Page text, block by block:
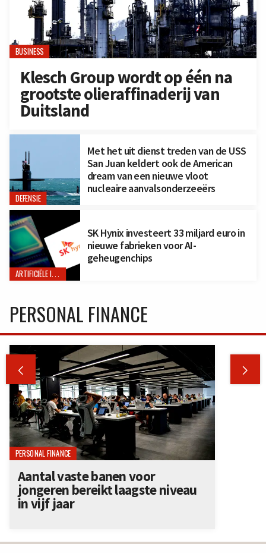
BUSINESS
Klesch Group wordt op één na
grootste olieraffinaderij van
Duitsland
DEFENSIE
Met het uit dienst treden van de USS
San Juan keldert ook de American
dream van een nieuwe vloot
nucleaire aanvalsonderzeeërs
ARTIFICIËLE INTELLIGENTIE
SK Hynix investeert 33 miljard euro in
nieuwe fabrieken voor AI-
geheugenchips
PERSONAL FINANCE
 
PERSONAL FINANCE
Aantal vaste banen voor
jongeren bereikt laagste niveau
in vijf jaar